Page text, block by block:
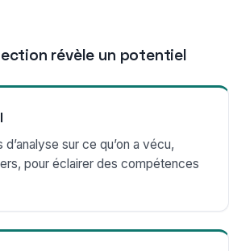
révèle un potentiel
sur ce qu’on a vécu,
pour éclairer des compétences